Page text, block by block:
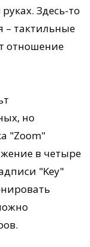
Здесь-то
– тактильные
отношение
но
"Zoom"
в четыре
"Key"